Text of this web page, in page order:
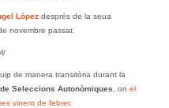
Lópezdesprés de la seua
novembre passat.
de manera transitòria durant la
Seleccions Autonòmiques , on el
vinent de febrer.